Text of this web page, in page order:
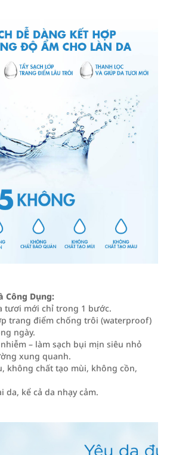
Công Dụng:
tươi mới chỉ trong 1 bước.
trang điểm chống trôi (waterproof)
ngày.
– làm sạch bụi mịn siêu nhỏ
xung quanh.
không chất tạo mùi, không cồn,
da, kể cả da nhạy cảm.